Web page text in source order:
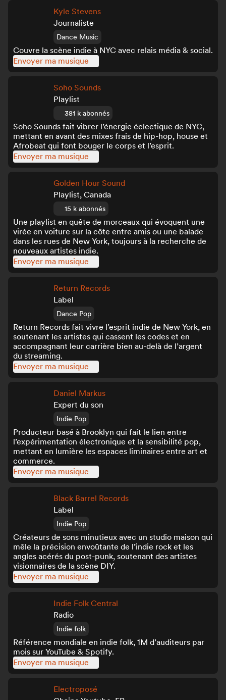
Kyle Stevens
Journaliste
Dance Music
Couvre la scène indie à NYC avec relais média & social.
Envoyer ma musique
Soho Sounds
Playlist
381 k abonnés
Soho Sounds fait vibrer l’énergie éclectique de NYC,
mettant en avant des mixes frais de hip-hop, house et
Afrobeat qui font bouger le corps et l’esprit.
Envoyer ma musique
Golden Hour Sound
Playlist, Canada
15 k abonnés
Une playlist en quête de morceaux qui évoquent une
virée en voiture sur la côte entre amis ou une balade
dans les rues de New York, toujours à la recherche de
nouveaux artistes indie.
Envoyer ma musique
Return Records
Label
Dance Pop
Return Records fait vivre l’esprit indie de New York, en
soutenant les artistes qui cassent les codes et en
accompagnant leur carrière bien au-delà de l’argent
du streaming.
Envoyer ma musique
Daniel Markus
Expert du son
Indie Pop
Producteur basé à Brooklyn qui fait le lien entre
l’expérimentation électronique et la sensibilité pop,
mettant en lumière les espaces liminaires entre art et
commerce.
Envoyer ma musique
Black Barrel Records
Label
Indie Pop
Créateurs de sons minutieux avec un studio maison qui
mêle la précision envoûtante de l’indie rock et les
angles acérés du post-punk, soutenant des artistes
visionnaires de la scène DIY.
Envoyer ma musique
Indie Folk Central
Radio
Indie folk
Référence mondiale en indie folk, 1M d’auditeurs par
mois sur YouTube & Spotify.
Envoyer ma musique
Electroposé